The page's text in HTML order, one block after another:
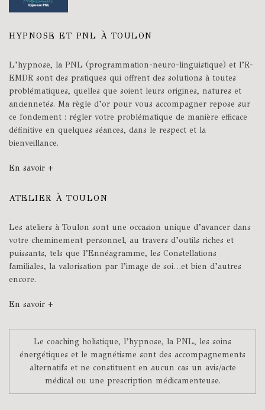
HYPNOSE ET PNL À TOULON
L’hypnose, la PNL (programmation-neuro-linguistique) et l’R-
EMDR sont des pratiques qui offrent des solutions à toutes
problématiques, quelles que soient leurs origines, natures et
anciennetés. Ma règle d’or pour vous accompagner repose sur
ce fondement : régler votre problématique de manière efficace
définitive en quelques séances, dans le respect et la
bienveillance.
En savoir +
ATELIER À TOULON
Les ateliers à Toulon sont une occasion unique d’avancer dans
votre cheminement personnel, au travers d’outils riches et
puissants, tels que l’Ennéagramme, les Constellations
familiales, la valorisation par l’image de soi…et bien d’autres
encore.
En savoir +
Le coaching holistique, l’hypnose, la PNL, les soins
énergétiques et le magnétisme sont des accompagnements
alternatifs et ne constituent en aucun cas un avis/acte
médical ou une prescription médicamenteuse.